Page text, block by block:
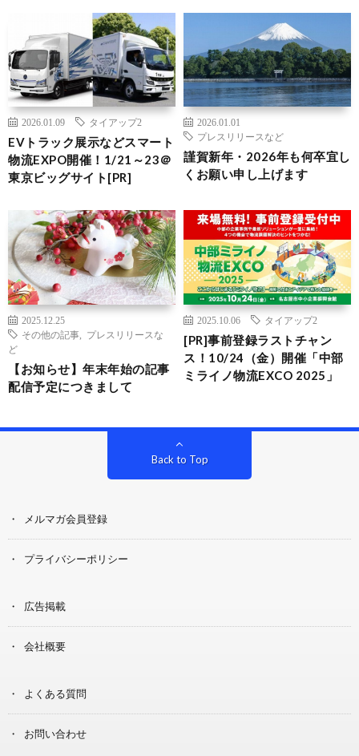
2026.01.09 タイアップ2
EVトラック展示などスマート
物流EXPO開催！1/21～23＠
東京ビッグサイト[PR]
2026.01.01
プレスリリースなど
謹賀新年・2026年も何卒宜し
くお願い申し上げます
2025.12.25
その他の記事
プレスリリースな
ど
【お知らせ】年末年始の記事
配信予定につきまして
2025.10.06 タイアップ2
[PR]事前登録ラストチャン
ス！10/24（金）開催「中部
ミライノ物流EXCO 2025」
Back to Top
メルマガ会員登録
プライバシーポリシー
広告掲載
会社概要
よくある質問
お問い合わせ